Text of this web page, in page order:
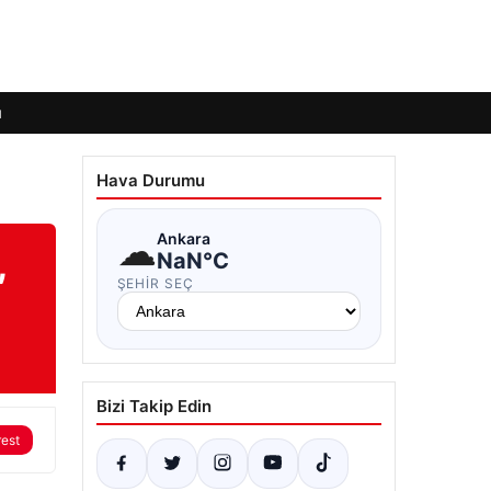
Hava Durumu
☁Ankara
NaN°C
ŞEHIR SEÇ
Bizi Takip Edin